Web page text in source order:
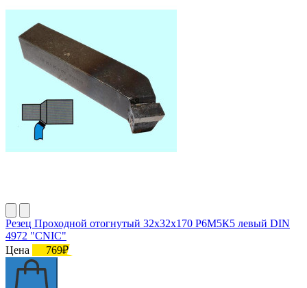
Резец Проходной отогнутый 32х32х170 Р6М5К5 левый DIN
4972 "CNIC"
Цена
769₽